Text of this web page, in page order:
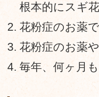
根本的にスギ
花粉症のお薬
花粉症のお薬
毎年、何ヶ月